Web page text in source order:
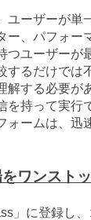
ユーザーが単
ー、パフォー
つユーザーが
するだけでは
解する必要が
持って実行
ォームは、迅
ワンスト
」に登録し